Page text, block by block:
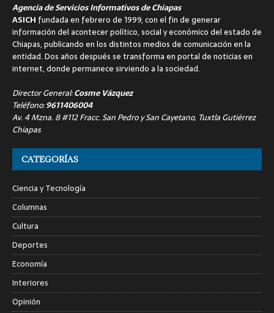
Agencia de Servicios Informativos de Chiapas
ASICH fundada en febrero de 1999, con el fin de generar
información del acontecer político, social y económico del estado de
Chiapas, publicando en los distintos medios de comunicación en la
entidad. Dos años después se transforma en portal de noticias en
internet, donde permanece sirviendo a la sociedad.
Director General:Cosme Vázquez
Teléfono:9611406004
Av. 4 Mzna. 8 #112 Fracc. San Pedro y San Cayetano, Tuxtla Gutiérrez
Chiapas
CATEGORÍAS
Ciencia y Tecnología
Columnas
Cultura
Deportes
Economía
Interiores
Opinión